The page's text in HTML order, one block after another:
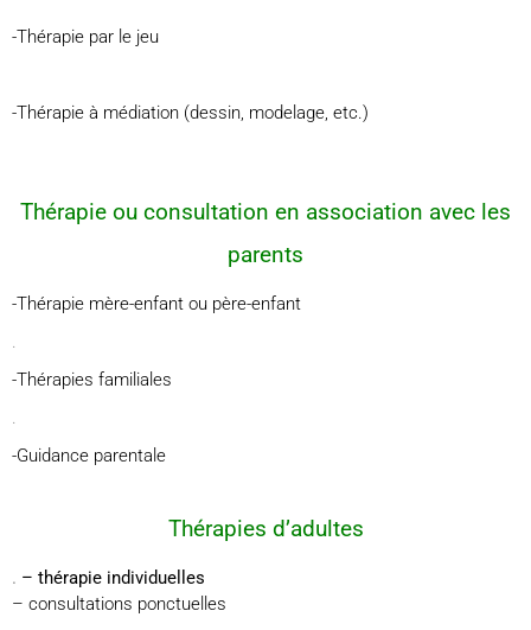
-Thérapie par le jeu
-Thérapie à médiation (dessin, modelage, etc.)
Thérapie ou consultation en association avec les
parents
-Thérapie mère-enfant ou père-enfant
.
-Thérapies familiales
.
-Guidance parentale
Thérapies d’adultes
. – thérapie individuelles
– consultations ponctuelles